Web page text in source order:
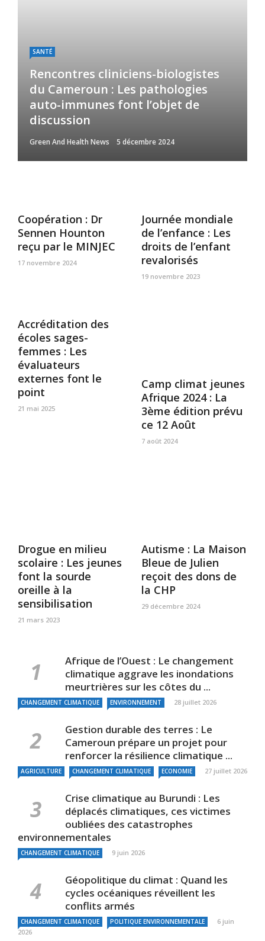
SANTÉ
Rencontres cliniciens-biologistes
du Cameroun : Les pathologies
auto-immunes font l’objet de
discussion
Green And Health News 5 décembre 2024
Coopération : Dr
Sennen Hounton
reçu par le MINJEC
17 novembre 2024
Journée mondiale
de l’enfance : Les
droits de l’enfant
revalorisés
19 novembre 2023
Accréditation des
écoles sages-
femmes : Les
évaluateurs
externes font le
point
21 mai 2025
Camp climat jeunes
Afrique 2024 : La
3ème édition prévu
ce 12 Août
7 août 2024
Drogue en milieu
scolaire : Les jeunes
font la sourde
oreille à la
sensibilisation
21 mars 2023
Autisme : La Maison
Bleue de Julien
reçoit des dons de
la CHP
29 décembre 2024
Afrique de l’Ouest : Le changement
climatique aggrave les inondations
meurtrières sur les côtes du ...
CHANGEMENT CLIMATIQUE ENVIRONNEMENT 28 juillet 2026
Gestion durable des terres : Le
Cameroun prépare un projet pour
renforcer la résilience climatique ...
AGRICULTURE CHANGEMENT CLIMATIQUE ECONOMIE 27 juillet 2026
Crise climatique au Burundi : Les
déplacés climatiques, ces victimes
oubliées des catastrophes
environnementales
CHANGEMENT CLIMATIQUE 9 juin 2026
Géopolitique du climat : Quand les
cycles océaniques réveillent les
conflits armés
CHANGEMENT CLIMATIQUE POLITIQUE ENVIRONNEMENTALE
6 juin
2026